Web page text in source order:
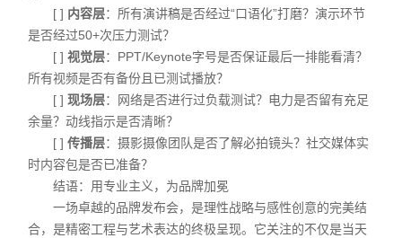
[ ] 内容层：所有演讲稿是否经过“口语化”打磨？演示环节
是否经过50+次压力测试？
[ ]视觉层：PPT/Keynote字号是否保证最后一排能看清？
所有视频是否有备份且已测试播放？
[ ]现场层：网络是否进行过负载测试？电力是否留有充足
余量？动线指示是否清晰？
[ ]传播层：摄影摄像团队是否了解必拍镜头？社交媒体实
时内容包是否已准备？
结语：用专业主义，为品牌加冕
一场卓越的品牌发布会，是理性战略与感性创意的完美结
合，是精密工程与艺术表达的终极呈现。它关注的不仅是当天